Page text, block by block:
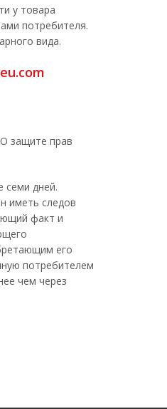
у товара
потребителя.
вида.
защите прав
семи дней.
иметь следов
факт и
его
потребителем
чем через